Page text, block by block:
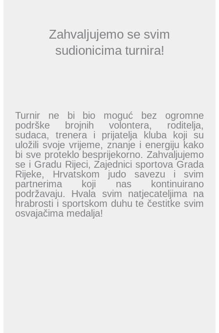
Zahvaljujemo se svim
sudionicima turnira!
Turnir ne bi bio moguć bez ogromne
podrške brojnih volontera, roditelja,
sudaca, trenera i prijatelja kluba koji su
uložili svoje vrijeme, znanje i energiju kako
bi sve proteklo besprijekorno. Zahvaljujemo
se i Gradu Rijeci, Zajednici sportova Grada
Rijeke, Hrvatskom judo savezu i svim
partnerima koji nas kontinuirano
podržavaju. Hvala svim natjecateljima na
hrabrosti i sportskom duhu te čestitke svim
osvajačima medalja!